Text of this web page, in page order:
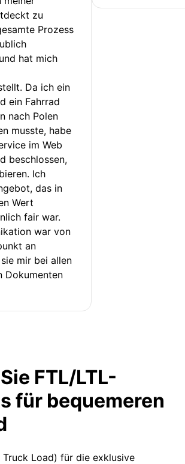
zu
Prozess
hat mich
Da ich ein
ein Fahrrad
nach Polen
musste, habe
im Web
beschlossen,
Ich
das in
Wert
fair war.
war von
an
mir bei allen
Dokumenten
FTL/LTL-
für bequemeren
Truck Load) für die exklusive